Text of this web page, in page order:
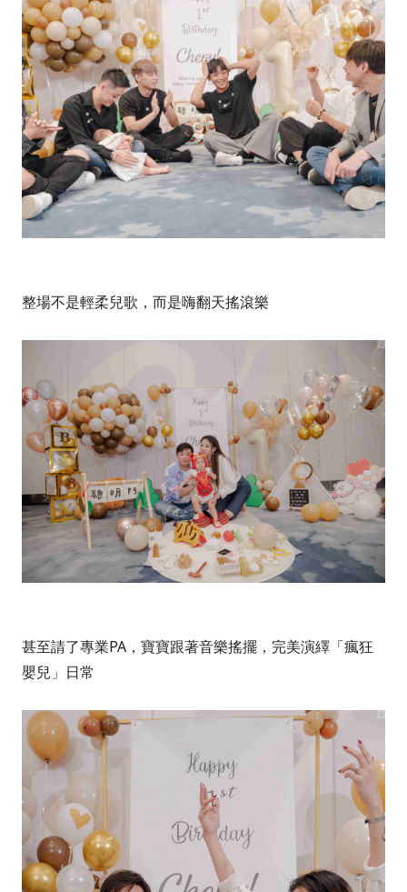
整場不是輕柔兒歌，而是嗨翻天搖滾樂
甚至請了專業PA，寶寶跟著音樂搖擺，完美演繹「瘋狂
嬰兒」日常